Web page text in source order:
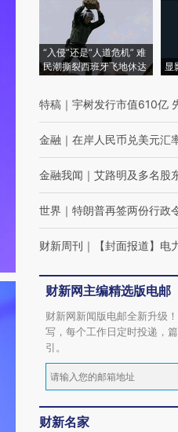
“入侵”还是“人道危机” 难
民潮撕裂西班牙飞地休达
显
特稿 ｜ 宇树发行市值610亿
金融 ｜ 在岸人民币兑美元汇
金融我闻 ｜ 艾路明及多名股
世界 ｜ 特朗普再签两份行政
财新周刊 ｜ 【封面报道】
财新网主编精选版电邮
财新网新闻版电邮全新升级
写，每个工作日定时投递，
引。
财新名家